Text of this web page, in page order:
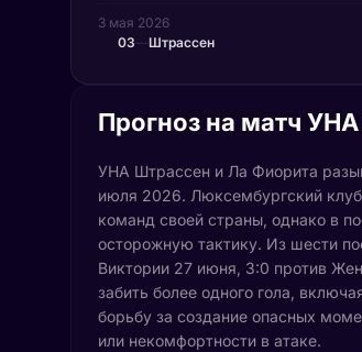
3 мая 2026
03—Штрассен
Прогноз на матч
УНА Штрассен и Ла Фиорита
июля 2026. Люксембургский
команд своей страны, однако в
осторожную тактику. Из шести
Виктории 27 июня, 3:0 против
забить более одного гола,
борьбу за создание опасных
или некомфортности в атаке.